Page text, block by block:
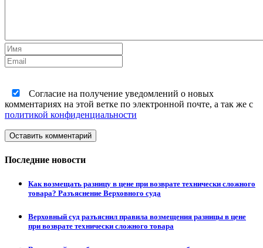
Согласие на получение уведомлений о новых
комментариях на этой ветке по электронной почте, а так же с
политикой конфиденциальности
Оставить комментарий
Последние новости
Как возмещать разницу в цене при возврате технически сложного
товара? Разъяснение Верховного суда
Верховный суд разъяснил правила возмещения разницы в цене
при возврате технически сложного товара